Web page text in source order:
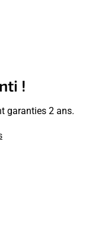
!
garanties 2 ans.